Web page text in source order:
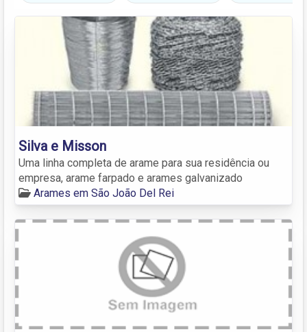
Silva e Misson
Uma linha completa de arame para sua residência ou
empresa, arame farpado e arames galvanizado
Arames em São João Del Rei